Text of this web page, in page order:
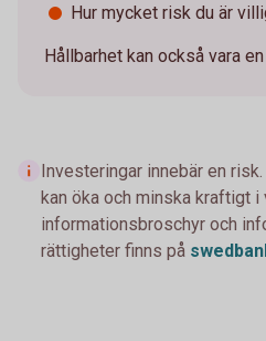
Hur mycket risk du är
Hållbarhet kan också vara
Investeringar innebär en
kan öka och minska kraftigt i
informationsbroschyr och
rättigheter finns på